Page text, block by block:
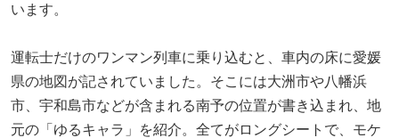
います。
運転士だけのワンマン列車に乗り込むと、車内の床に愛媛
県の地図が記されていました。そこには大洲市や八幡浜
市、宇和島市などが含まれる南予の位置が書き込まれ、地
元の「ゆるキャラ」を紹介。全てがロングシートで、モケ